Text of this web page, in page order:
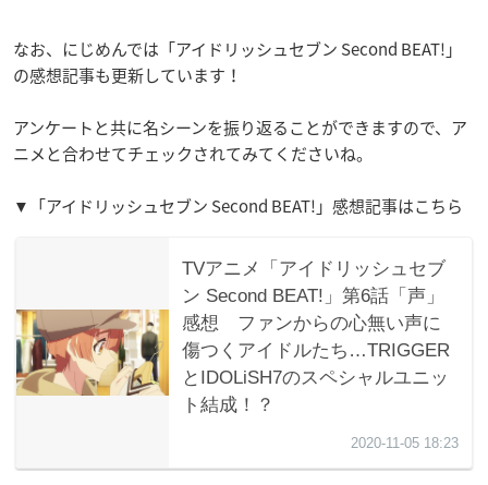
なお、にじめんでは「アイドリッシュセブン Second BEAT!」
の感想記事も更新しています！
アンケートと共に名シーンを振り返ることができますので、ア
ニメと合わせてチェックされてみてくださいね。
▼「アイドリッシュセブン Second BEAT!」感想記事はこちら